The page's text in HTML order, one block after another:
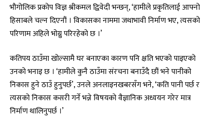
भौगोलिक प्रकोप विज्ञ श्रीकमल द्विवेदी भन्छन्, ‘हामीले प्रकृतिलाई आफ्नो
हिसाबले चल्न दिएनौं । विकासका नाममा जथाभावी निर्माण भए, त्यसको
परिणाम अहिले भोग्नु परिरहेको छ ।’
कतिपय ठाउँमा खोल्सामै घर बनाएका कारण पनि क्षति भएको पाइएको
उनको भनाइ छ । ‘हामीले कुनै ठाउँमा संरचना बनाउँदै छौं भने पानीको
निकास हुने ठाउँ हुनुपर्छ’, उनले अनलाइनखबरसँग भने, ‘कति पानी पर्छ र
त्यसको निकास कसरी गर्ने भन्ने विषयको वैज्ञानिक अध्ययन गरेर मात्र
निर्माण थालिनुपर्छ ।’